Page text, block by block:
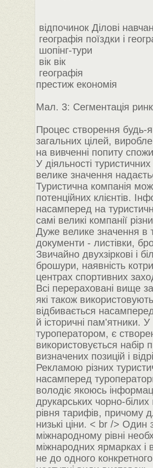
відпочинок Ділові
географія поїздки і
шопінг-тури
вік вік
географія
престиж економія
Мал. 3: Сегментація
Процес створення будь-
загальних цілей,
на вивченні попиту
У діяльності
велике значення
Туристична компанія
потенційних клієнтів.
насамперед на
самі великі компанії
Дуже велике значення в
документи - листівки,
Звичайно двухзіркові і
брошури, наявність
центрах спортивних
Всі перераховані вище
які також
відбивається насамперед
й історичні пам'ятники.
туроператором, є
використовується набір
визначених позицій і
Рекламою різних
насамперед
володіє якоюсь
друкарських чорно-
рівня тарифів, причому
низькі ціни. < br /> Один
міжнародному рівні
міжнародних ярмарках і
не до одного